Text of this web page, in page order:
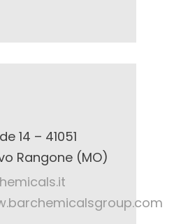
14 – 41051
Rangone (MO)